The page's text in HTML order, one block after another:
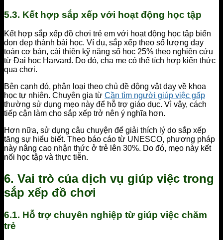
5.3. Kết hợp sắp xếp với hoạt động học tập
Kết hợp sắp xếp đồ chơi trẻ em với hoạt động học tập biến
dọn dẹp thành bài học. Ví dụ, sắp xếp theo số lượng dạy
toán cơ bản, cải thiện kỹ năng số học 25% theo nghiên cứu
từ Đại học Harvard. Do đó, cha mẹ có thể tích hợp kiến thức
qua chơi.
Bên cạnh đó, phân loại theo chủ đề động vật dạy về khoa
học tự nhiên. Chuyên gia từ Cần tìm người giúp việc gấp
thường sử dụng mẹo này để hỗ trợ giáo dục. Vì vậy, cách
tiếp cận làm cho sắp xếp trở nên ý nghĩa hơn.
Hơn nữa, sử dụng câu chuyện để giải thích lý do sắp xếp
tăng sự hiểu biết. Theo báo cáo từ UNESCO, phương pháp
này nâng cao nhận thức ở trẻ lên 30%. Do đó, mẹo này kết
nối học tập và thực tiễn.
6. Vai trò của dịch vụ giúp việc trong
sắp xếp đồ chơi
6.1. Hỗ trợ chuyên nghiệp từ giúp việc chăm
trẻ